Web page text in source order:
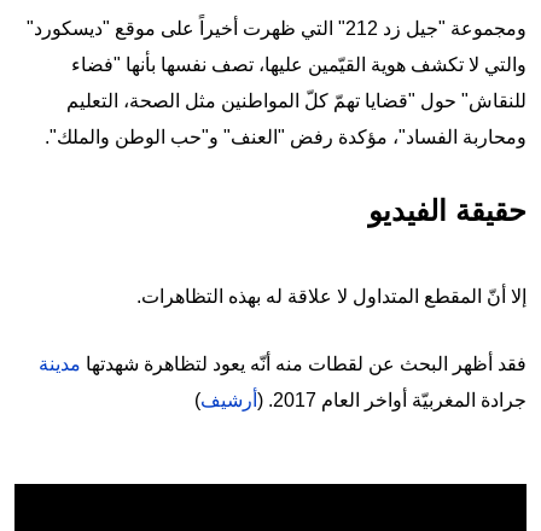
ومجموعة "جيل زد 212" التي ظهرت أخيراً على موقع "ديسكورد"
والتي لا تكشف هوية القيّمين عليها، تصف نفسها بأنها "فضاء
للنقاش" حول "قضايا تهمّ كلّ المواطنين مثل الصحة، التعليم
ومحاربة الفساد"، مؤكدة رفض "العنف" و"حب الوطن والملك".
حقيقة الفيديو
إلا أنّ المقطع المتداول لا علاقة له بهذه التظاهرات.
فقد أظهر البحث عن لقطات منه أنّه يعود لتظاهرة شهدتها مدينة
جرادة المغربيّة أواخر العام 2017. (
أرشيف)